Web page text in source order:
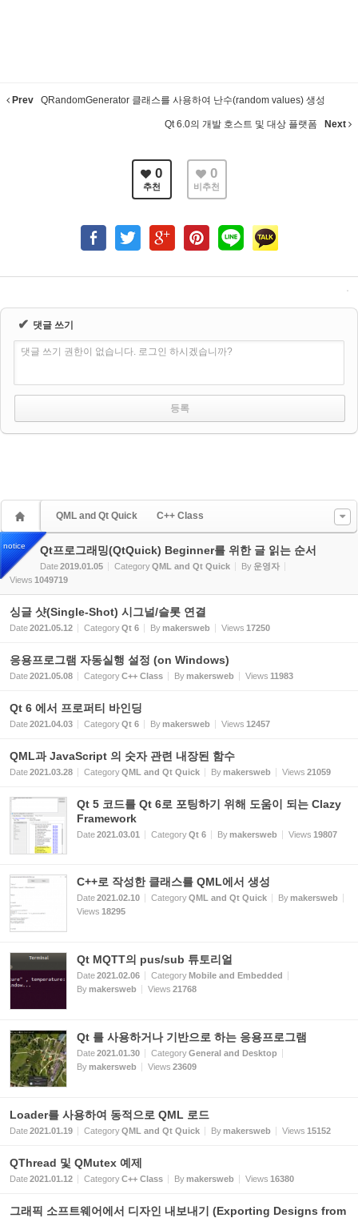
Prev QRandomGenerator 클래스를 사용하여 난수(random values) 생성
Qt 6.0의 개발 호스트 및 대상 플랫폼 Next
0
추천
0
비추천
✔ 댓글 쓰기
댓글 쓰기 권한이 없습니다. 로그인 하시겠습니까?
QML and Qt Quick C++ Class
notice Qt프로그래밍(QtQuick) Beginner를 위한 글 읽는 순서
Date2019.01.05 CategoryQML and Qt Quick By 운영자
Views 1049719
싱글 샷(Single-Shot) 시그널/슬롯 연결
Date2021.05.12 CategoryQt 6 Bymakersweb Views 17250
응용프로그램 자동실행 설정 (on Windows)
Date2021.05.08 CategoryC++ Class Bymakersweb Views 11983
Qt 6 에서 프로퍼티 바인딩
Date2021.04.03 CategoryQt 6 Bymakersweb Views 12457
QML과 JavaScript 의 숫자 관련 내장된 함수
Date2021.03.28 CategoryQML and Qt Quick Bymakersweb Views 21059
Qt 5 코드를 Qt 6로 포팅하기 위해 도움이 되는 Clazy
Framework
Date2021.03.01 CategoryQt 6 Bymakersweb Views 19807
C++로 작성한 클래스를 QML에서 생성
Date2021.02.10 CategoryQML and Qt Quick Bymakersweb
Views 18295
Qt MQTT의 pus/sub 튜토리얼
Date2021.02.06 CategoryMobile and Embedded
Bymakersweb Views 21768
Qt 를 사용하거나 기반으로 하는 응용프로그램
Date2021.01.30 CategoryGeneral and Desktop
Bymakersweb Views 23609
Loader를 사용하여 동적으로 QML 로드
Date2021.01.19 CategoryQML and Qt Quick Bymakersweb Views 15152
QThread 및 QMutex 예제
Date2021.01.12 CategoryC++ Class Bymakersweb Views 16380
그래픽 소프트웨어에서 디자인 내보내기 (Exporting Designs from